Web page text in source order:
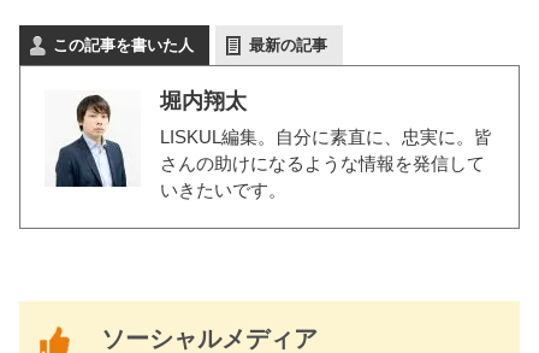
この記事を書いた人 最新の記事
堀内翔太
LISKUL編集。自分に素直に、忠実に。皆
さんの助けになるような情報を発信して
いきたいです。
ソーシャルメディア